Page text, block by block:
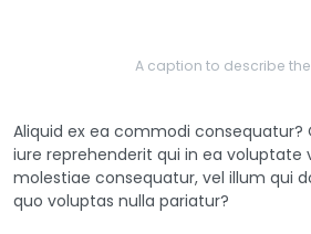
A caption to describe
Aliquid ex ea commodi consequatur?
iure reprehenderit qui in ea voluptate
molestiae consequatur, vel illum qui
quo voluptas nulla pariatur?